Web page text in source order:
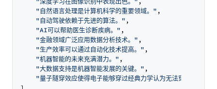
"自然语言处理是计算机科学的重要领域。" ,
"自动驾驶依赖于先进的算法。" ,
"AI可以帮助医生诊断疾病。" ,
"金融领域广泛应用数据分析技术。" ,
"生产效率可以通过自动化技术提高。" ,
"机器智能的未来充满潜力。" ,
"大数据支持是机器智能发展的关键。" ,
"量子隧穿效应使得电子能够穿过经典力学认为无法穿过的势垒